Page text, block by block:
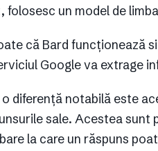
folosesc un model de
că Bard funcționează
Google va extrage
diferență notabilă este
sale. Acestea sunt
la care un răspuns